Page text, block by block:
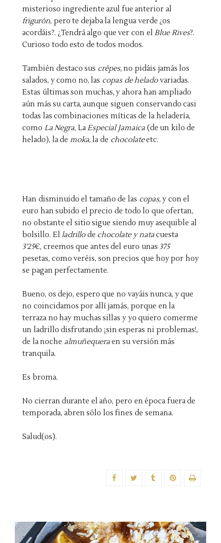
misterioso ingrediente azul fue anterior al
frigurón, pero te dejaba la lengua verde ¿os
acordáis?. ¿Tendrá algo que ver con elBlueRives?.
Curioso todo esto de todos modos.
También destaco sus crêpes, no pidáis jamás los
salados, y como no, las copas de heladovariadas.
Estas últimas son muchas, y ahora han ampliado
aún más su carta, aunque siguen conservando casi
todas las combinaciones míticas de la heladería,
como La Negra, LaEspecialJamaica (de un kilo de
helado), la de moka, la de chocolateetc.
Han disminuido el tamaño de las copas, y con el
euro han subido el precio de todo lo que ofertan,
no obstante el sitio sigue siendo muy asequible al
bolsillo. Elladrillode chocolate y natacuesta
3’25€, creemos que antes del euro unas 375
pesetas, comoveréis, son precios que hoy por hoy
se pagan perfectamente.
Bueno, os dejo, espero que no vayáis nunca, y que
no coincidamos por allí jamás, porque en la
terraza no hay muchas sillas y yo quiero comerme
un ladrillo disfrutando ¡sin esperas ni problemas!,
de la noche almuñequeraen su versión más
tranquila.
Es broma.
No cierran durante el año, pero en época fuera de
temporada, abren sólo los fines de semana.
Salud(os).